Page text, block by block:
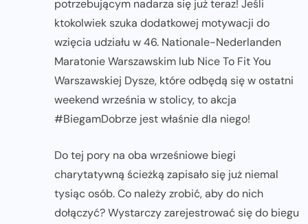
potrzebującym nadarza się już teraz! Jeśli
ktokolwiek szuka dodatkowej motywacji do
wzięcia udziału w 46. Nationale-Nederlanden
Maratonie Warszawskim lub Nice To Fit You
Warszawskiej Dysze, które odbędą się w ostatni
weekend września w stolicy, to akcja
#BiegamDobrze jest właśnie dla niego!
Do tej pory na oba wrześniowe biegi
charytatywną ścieżką zapisało się już niemal
tysiąc osób. Co należy zrobić, aby do nich
dołączyć? Wystarczy zarejestrować się do biegu